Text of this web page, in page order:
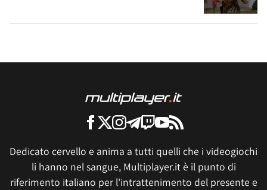
Dedicato cervello e anima a tutti quelli che i videogiochi
li hanno nel sangue, Multiplayer.it è il punto di
riferimento italiano per l'intrattenimento del presente e